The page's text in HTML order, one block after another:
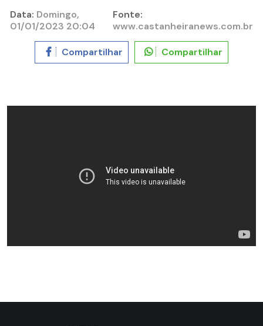
Data: Domingo,
01/01/2023 20:04
Fonte:
www.castanheiranews.com.br
Compartilhar Compartilhar